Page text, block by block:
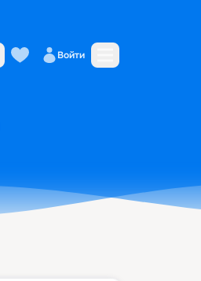
Войти